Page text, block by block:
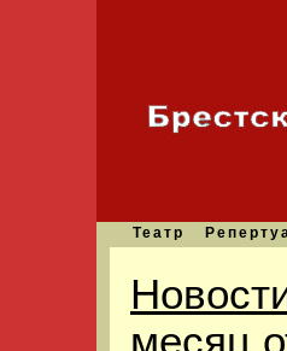
Театр
месяц